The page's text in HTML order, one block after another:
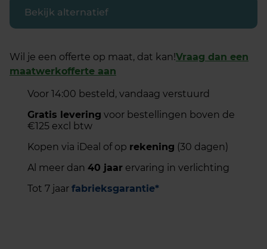
Bekijk alternatief
Wil je een offerte op maat, dat kan!Vraag dan een
maatwerkofferte aan
Voor 14:00 besteld, vandaag verstuurd
Gratis levering voor bestellingen boven de
€125 excl btw
Kopen via iDeal of op rekening (30 dagen)
Al meer dan 40 jaar ervaring in verlichting
Tot 7 jaar fabrieksgarantie*